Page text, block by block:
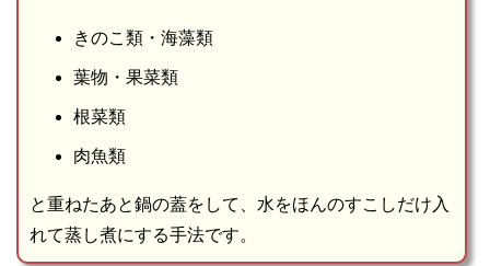
きのこ類・海藻類
葉物・果菜類
根菜類
肉魚類
と重ねたあと鍋の蓋をして、水をほんのすこしだけ入
れて蒸し煮にする手法です。